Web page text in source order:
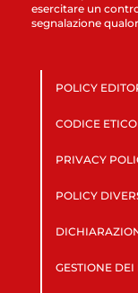
esercitare un
segnalazione
POLICY
CODICE
PRIVACY
POLICY
GESTIONE DEI